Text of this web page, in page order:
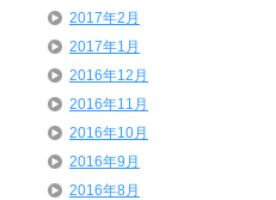
2017年2月
2017年1月
2016年12月
2016年11月
2016年10月
2016年9月
2016年8月